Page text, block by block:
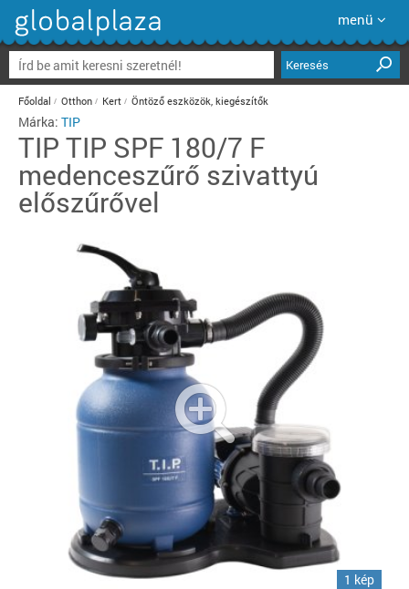
menü
Keresés
Főoldal Otthon Kert Öntöző eszközök, kiegészítők
Márka: TIP
TIP TIP SPF 180/7 F
medenceszűrő szivattyú
előszűrővel
1 kép